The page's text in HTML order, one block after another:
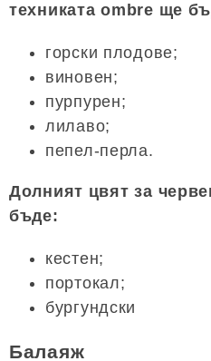
техниката ombre ще
горски плодове;
виновен;
пурпурен;
лилаво;
пепел-перла.
Долният цвят за
бъде:
кестен;
портокал;
бургундски
Балаяж